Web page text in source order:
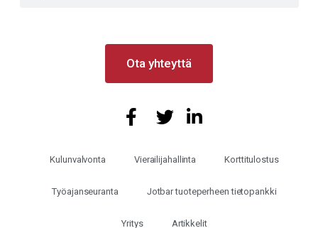
Ota yhteyttä
Kulunvalvonta Vierailijahallinta Korttitulostus
Työajanseuranta Jotbar tuoteperheen tietopankki
Yritys Artikkelit